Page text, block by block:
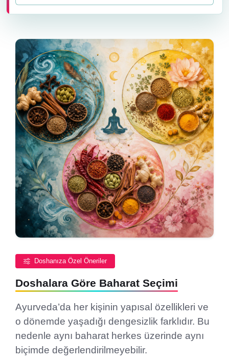
Doshanıza Özel Öneriler
Doshalara Göre Baharat Seçimi
Ayurveda’da her kişinin yapısal özellikleri ve
o dönemde yaşadığı dengesizlik farklıdır. Bu
nedenle aynı baharat herkes üzerinde aynı
biçimde değerlendirilmeyebilir.